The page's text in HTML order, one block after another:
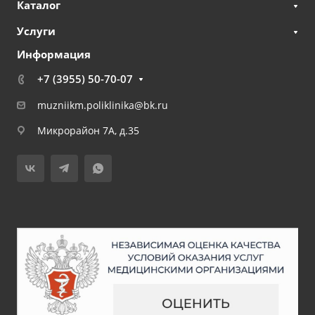
Каталог
Услуги
Информация
+7 (3955) 50-70-07
muzniikm.poliklinika@bk.ru
Микрорайон 7А, д.35